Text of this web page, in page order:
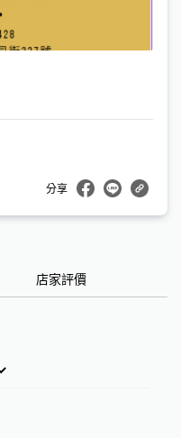
分享
店家評價